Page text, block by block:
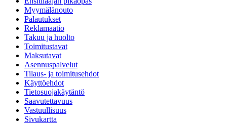
Myymälänouto
Palautukset
Reklamaatio
Takuu ja huolto
Toimitustavat
Maksutavat
Asennuspalvelut
Tilaus- ja toimitusehdot
Käyttöehdot
Tietosuojakäytäntö
Saavutettavuus
Vastuullisuus
Sivukartta